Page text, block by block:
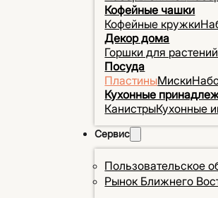
Кофейные чашки
Кофейные кружки
Декор дома
Горшки для растений
Посуда
ПластиныМиски
Кухонные
КанистрыКухонные
Сервис
Пользовательское
Рынок Ближнего